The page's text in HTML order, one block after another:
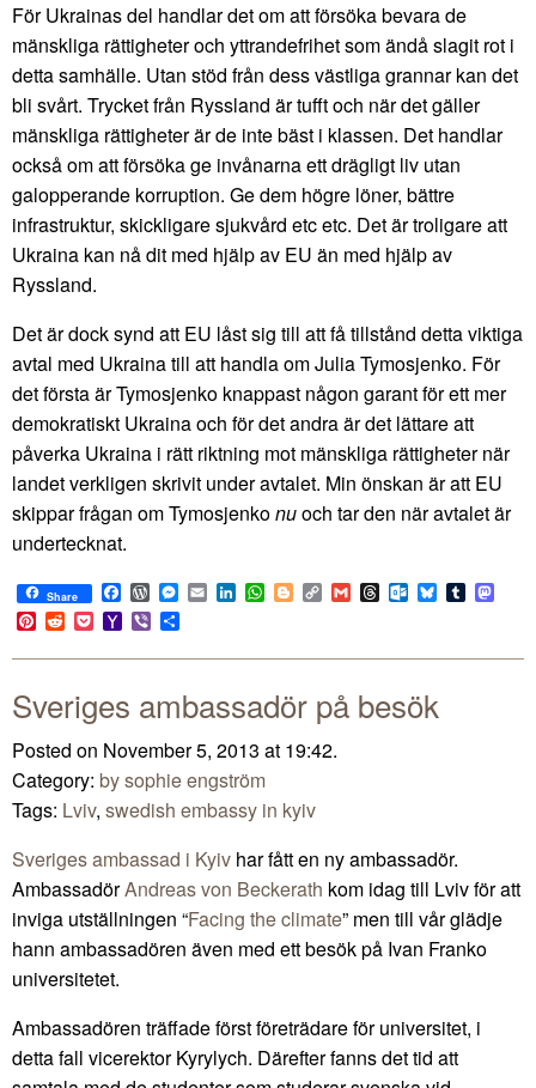
För Ukrainas del handlar det om att försöka bevara de
mänskliga rättigheter och yttrandefrihet som ändå slagit rot i
detta samhälle. Utan stöd från dess västliga grannar kan det
bli svårt. Trycket från Ryssland är tufft och när det gäller
mänskliga rättigheter är de inte bäst i klassen. Det handlar
också om att försöka ge invånarna ett drägligt liv utan
galopperande korruption. Ge dem högre löner, bättre
infrastruktur, skickligare sjukvård etc etc. Det är troligare att
Ukraina kan nå dit med hjälp av EU än med hjälp av
Ryssland.
Det är dock synd att EU låst sig till att få tillstånd detta viktiga
avtal med Ukraina till att handla om Julia Tymosjenko. För
det första är Tymosjenko knappast någon garant för ett mer
demokratiskt Ukraina och för det andra är det lättare att
påverka Ukraina i rätt riktning mot mänskliga rättigheter när
landet verkligen skrivit under avtalet. Min önskan är att EU
skippar frågan om Tymosjenkonuoch tar den när avtalet är
undertecknat.
Share Facebook
WordPress
Messenger
EmailLinkedIn
WhatsApp
BloggerCopy
Link
GmailThreadsOutlook.com
BlueskyTumblr
Pinterest
RedditPocketYahoo
Mail
Viber
Sveriges ambassadör på besök
Posted on November 5, 2013 at 19:42.
Category: by sophie engström
Tags: Lviv, swedish embassy in kyiv
Sveriges ambassad i Kyiv har fått en ny ambassadör.
AmbassadörAndreas von Beckerath kom idag till Lviv för att
inviga utställningen “Facing the climate” men till vår glädje
hann ambassadören även med ett besök på Ivan Franko
universitetet.
Ambassadören träffade först företrädare för universitet, i
detta fall vicerektor Kyrylych. Därefter fanns det tid att